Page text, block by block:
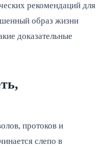
рекомендаций для
образ жизни
доказательные
протоков и
слепо в